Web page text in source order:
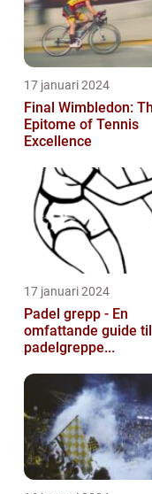
17 januari 2024
Final Wimbledon:
Epitome of Tennis
Excellence
17 januari 2024
Padel grepp - En
omfattande guide
padelgreppe...